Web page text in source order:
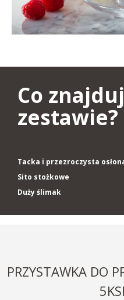
Co
zestawie?
Tacka i przezroczysta
Sito stożkowe
Duży ślimak
PRZYSTAWKA DO